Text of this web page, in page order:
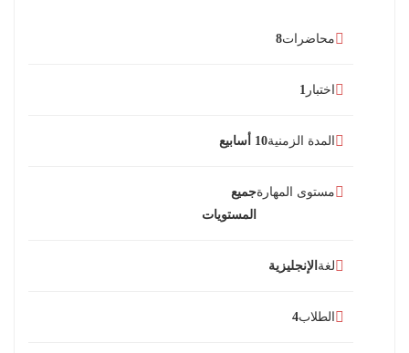
محاضرات8
اختبار 1
المدة الزمنية10 أسابيع
مستوى المهارةجميع
المستويات
لغة الإنجليزية
الطلاب4